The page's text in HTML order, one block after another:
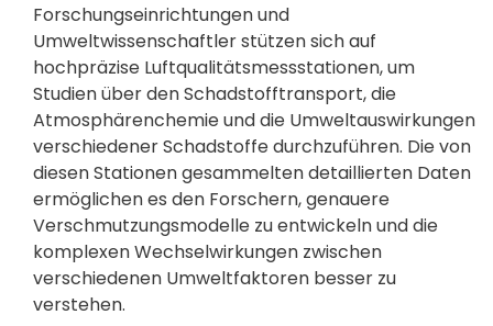
Forschungseinrichtungen und
Umweltwissenschaftler stützen sich auf
hochpräzise Luftqualitätsmessstationen, um
Studien über den Schadstofftransport, die
Atmosphärenchemie und die Umweltauswirkungen
verschiedener Schadstoffe durchzuführen. Die von
diesen Stationen gesammelten detaillierten Daten
ermöglichen es den Forschern, genauere
Verschmutzungsmodelle zu entwickeln und die
komplexen Wechselwirkungen zwischen
verschiedenen Umweltfaktoren besser zu
verstehen.